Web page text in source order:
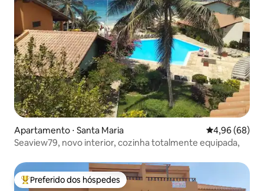
Apartamento ⋅ Santa Maria 4,96 de uma
4,96 (68)
Seaview79, novo interior, cozinha totalmente equipada,
Entre os melhores preferidos dos hóspedes
Preferido dos hóspedes